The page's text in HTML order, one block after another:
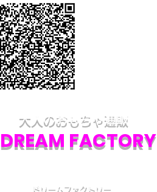
大人のおもちゃ通販
DREAM FACTORY
ドリームファクトリー